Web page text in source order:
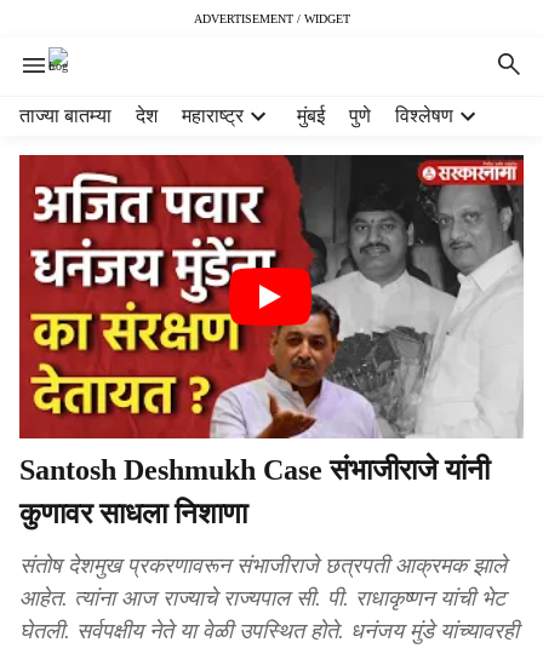
ADVERTISEMENT / WIDGET
ताज्या बातम्या देश महाराष्ट्र मुंबई पुणे विश्लेषण
Santosh Deshmukh Case संभाजीराजे यांनी
कुणावर साधला निशाणा
संतोष देशमुख प्रकरणावरून संभाजीराजे छत्रपती आक्रमक झाले
आहेत. त्यांना आज राज्याचे राज्यपाल सी. पी. राधाकृष्णन यांची भेट
घेतली. सर्वपक्षीय नेते या वेळी उपस्थित होते. धनंजय मुंडे यांच्यावरही